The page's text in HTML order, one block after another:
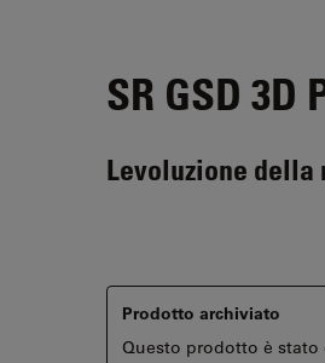
SR GSD 3D
Levoluzione della
Prodotto archiviato
Questo prodotto è